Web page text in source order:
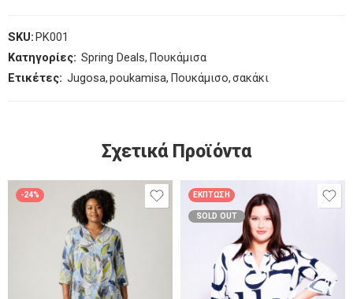
SKU: PK001
Κατηγορίες: Spring Deals, Πουκάμισα
Ετικέτες: Jugosa,poukamisa, Πουκάμισο,σακάκι
Σχετικά Προϊόντα
-24% ΈΚΠΤΩΣΗ
SOLD OUT